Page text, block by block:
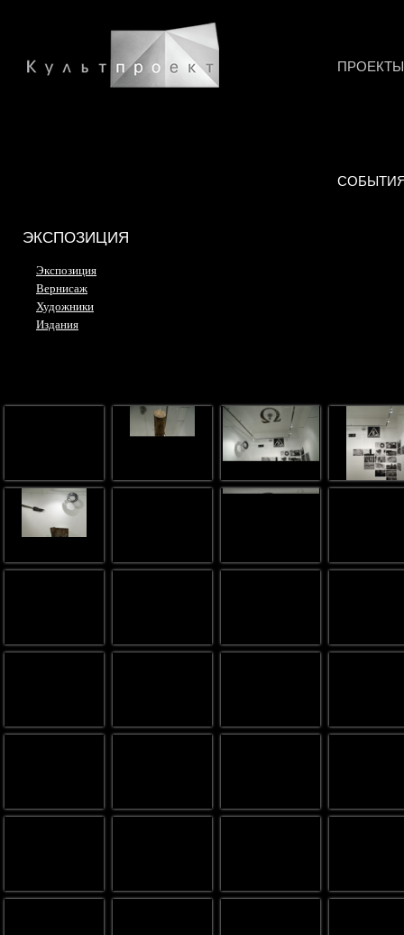
ПРОЕКТЫ
ЭКСПОЗИЦИЯ
Экспозиция
Вернисаж
Художники
Издания